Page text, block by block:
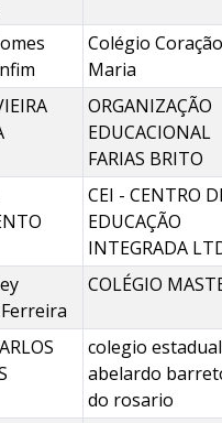
Colégio
Maria
ORGANIZAÇÃO
EDUCACIONAL
FARIAS BRITO
CEI - CENTRO
EDUCAÇÃO
INTEGRADA
COLÉGIO
colegio estadual
abelardo
do rosario